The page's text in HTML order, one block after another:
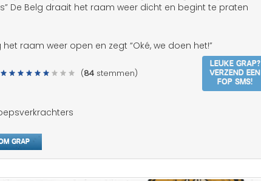
Droge grappen
Flauwe grappen
Grove grappen
De Belg draait het raam weer dicht en begint te praten
raam weer open en zegt “Oké, we doen het!”
(84 stemmen)
Leuke grap?
Verzend een
fop SMS!
grap